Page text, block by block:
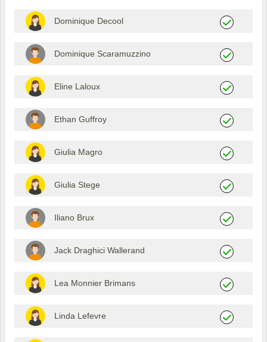
Dominique Decool
Dominique Scaramuzzino
Eline Laloux
Ethan Guffroy
Giulia Magro
Giulia Stege
Iliano Brux
Jack Draghici Wallerand
Lea Monnier Brimans
Linda Lefevre